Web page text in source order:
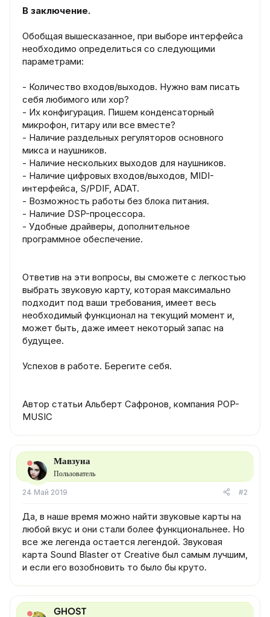
В заключение.
Обобщая вышесказанное, при выборе интерфейса
необходимо определиться со следующими
параметрами:
- Количество входов/выходов. Нужно вам писать
себя любимого или хор?
- Их конфигурация. Пишем конденсаторный
микрофон, гитару или все вместе?
- Наличие раздельных регуляторов основного
микса и наушников.
- Наличие нескольких выходов для наушников.
- Наличие цифровых входов/выходов, MIDI-
интерфейса, S/PDIF, ADAT.
- Возможность работы без блока питания.
- Наличие DSP-процессора.
- Удобные драйверы, дополнительное
программное обеспечение.
Ответив на эти вопросы, вы сможете с легкостью
выбрать звуковую карту, которая максимально
подходит под ваши требования, имеет весь
необходимый функционал на текущий момент и,
может быть, даже имеет некоторый запас на
будущее.
Успехов в работе. Берегите себя.
Автор статьи Альберт Сафронов, компания POP-
MUSIC
Мавзуна
Пользователь
24 Май 2019 #2
Да, в наше время можно найти звуковые карты на
любой вкус и они стали более функциональнее. Но
все же легенда остается легендой. Звуковая
карта Sound Blaster от Creative был самым лучшим,
и если его возобновить то было бы круто.
GHOST